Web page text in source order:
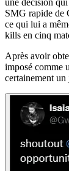
SMG rapide de
ce qui lui a
kills en cinq
Après avoir
imposé comme
certainement